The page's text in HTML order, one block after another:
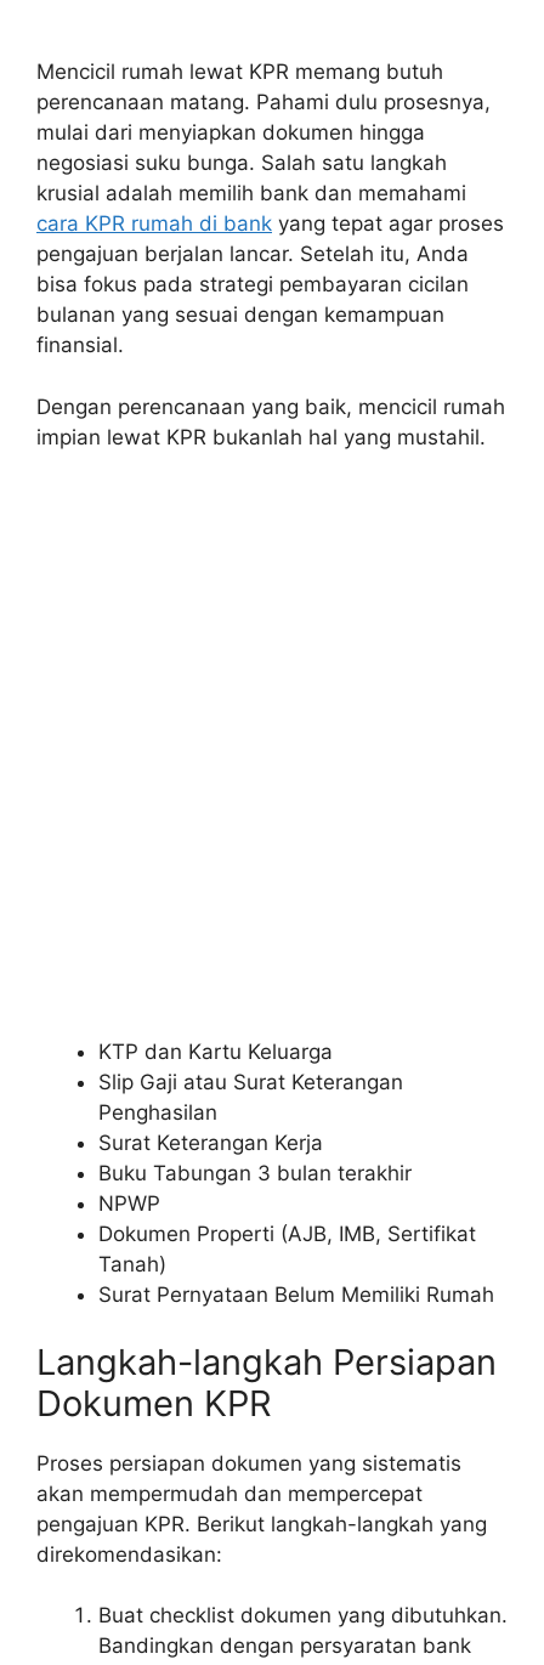
Mencicil rumah lewat KPR memang butuh
perencanaan matang. Pahami dulu prosesnya,
mulai dari menyiapkan dokumen hingga
negosiasi suku bunga. Salah satu langkah
krusial adalah memilih bank dan memahami
cara KPR rumah di bank yang tepat agar proses
pengajuan berjalan lancar. Setelah itu, Anda
bisa fokus pada strategi pembayaran cicilan
bulanan yang sesuai dengan kemampuan
finansial.
Dengan perencanaan yang baik, mencicil rumah
impian lewat KPR bukanlah hal yang mustahil.
KTP dan Kartu Keluarga
Slip Gaji atau Surat Keterangan
Penghasilan
Surat Keterangan Kerja
Buku Tabungan 3 bulan terakhir
NPWP
Dokumen Properti (AJB, IMB, Sertifikat
Tanah)
Surat Pernyataan Belum Memiliki Rumah
Langkah-langkah Persiapan
Dokumen KPR
Proses persiapan dokumen yang sistematis
akan mempermudah dan mempercepat
pengajuan KPR. Berikut langkah-langkah yang
direkomendasikan:
Buat checklist dokumen yang dibutuhkan.
Bandingkan dengan persyaratan bank